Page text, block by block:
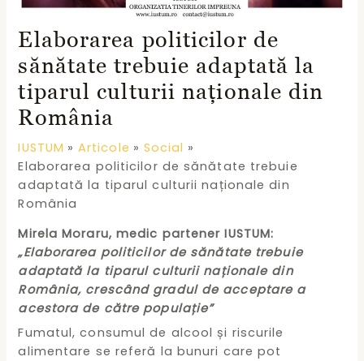
Elaborarea politicilor de
sănătate trebuie adaptată la
tiparul culturii naționale din
România
IUSTUM Articole
Social
Elaborarea politicilor de sănătate trebuie
adaptată la tiparul culturii naționale din
România
Mirela Moraru, medic partener IUSTUM:
„Elaborarea politicilor de sănătate trebuie
adaptată la tiparul culturii naționale din
România, crescând gradul de acceptare a
acestora de către populație”
Fumatul, consumul de alcool și riscurile
alimentare se referă la bunuri care pot